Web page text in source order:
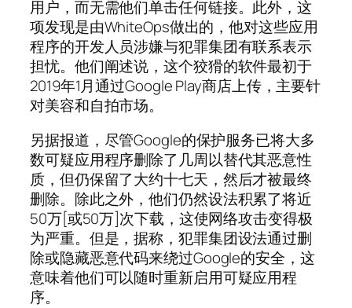
用户，而无需他们单击任何链接。此外，这
项发现是由WhiteOps做出的，他对这些应用
程序的开发人员涉嫌与犯罪集团有联系表示
担忧。他们阐述说，这个狡猾的软件最初于
2019年1月通过Google Play商店上传，主要针
对美容和自拍市场。
另据报道，尽管Google的保护服务已将大多
数可疑应用程序删除了几周以替代其恶意性
质，但仍保留了大约十七天，然后才被最终
删除。除此之外，他们仍然设法积累了将近
50万[或50万]次下载，这使网络攻击变得极
为严重。但是，据称，犯罪集团设法通过删
除或隐藏恶意代码来绕过Google的安全，这
意味着他们可以随时重新启用可疑应用程
序。